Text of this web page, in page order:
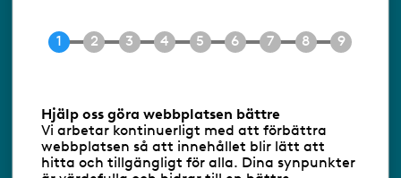
E-post info@gbf.se
Följ oss via RSS
Hjälp oss göra webbplatsen bättre
Vi arbetar kontinuerligt med att förbättra
webbplatsen så att innehållet blir lätt att
hitta och tillgängligt för alla. Dina synpunkter